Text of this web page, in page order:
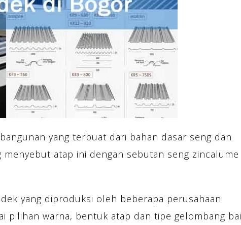
yang terbuat dari bahan dasar seng dan
menyebut atap ini dengan sebutan seng zincalume
yang diproduksi oleh beberapa perusahaan
pilihan warna, bentuk atap dan tipe gelombang bai